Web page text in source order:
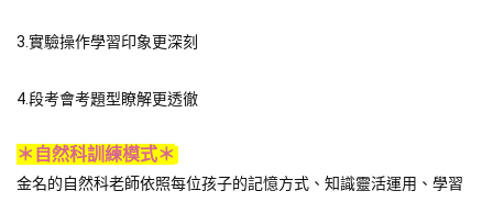
3.實驗操作學習印象更深刻
4.段考會考題型瞭解更透徹
＊自然科訓練模式＊
金名的自然科老師依照每位孩子的記憶方式、知識靈活運用、學習